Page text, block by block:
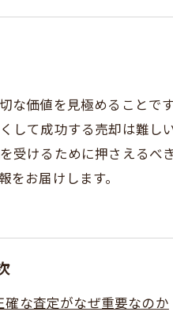
価値を見極めることで
て成功する売却は難し
けるために押さえるべ
お届けします。
な査定がなぜ重要なのか